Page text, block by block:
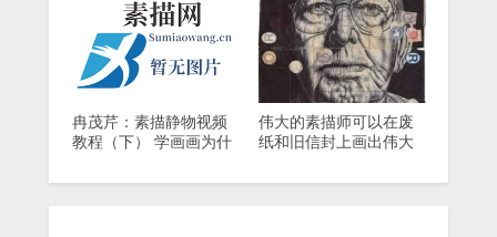
冉茂芹：素描静物视频
教程（下） 学画画为什
伟大的素描师可以在废
纸和旧信封上画出伟大